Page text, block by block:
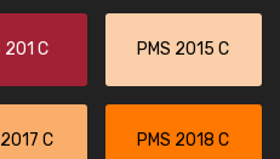
201 C PMS 2015 C
C PMS 2018 C